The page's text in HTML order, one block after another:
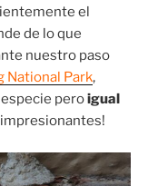
el
de lo que
nuestro paso
National Park,
peroigual